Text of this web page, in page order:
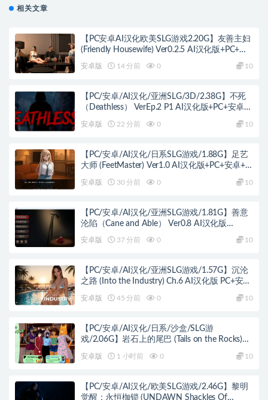
相关文章
【PC安卓AI汉化欧美SLG游戏2.20G】友善主妇
(Friendly Housewife) Ver0.2.5 AI汉化版+PC+安
安卓版 14 分前 0 10
【PC/安卓/AI汉化/亚洲SLG/3D/2.38G】不死
（Deathless） VerEp.2 P1 AI汉化版+PC+安卓
安卓版 22 分前 0 10
【PC/安卓/AI汉化/日系SLG游戏/1.88G】足艺
大师 (FeetMaster) Ver1.0 AI汉化版+PC+安卓+日
安卓版 30 分前 0 10
【PC/安卓/AI汉化/亚洲SLG游戏/1.81G】善意
沦陷（Cane and Able） Ver0.8 AI汉化版
安卓版 37 分前 0 10
【PC/安卓/AI汉化/亚洲SLG游戏/1.57G】沉沦
之路 (Into the Industry) Ch.6 AI汉化版 PC+安卓
安卓版 45 分前 0 10
【PC/安卓/AI汉化/日系/沙盒/SLG游
戏/2.06G】岩石上的尾巴 (Tails on the Rocks)
Ver1.2 AI汉化版 PC+安卓+日系沙盒SLG+2.06G
安卓版 1 小时前 0 10
【PC/安卓/AI汉化/欧美SLG游戏/2.46G】黎明
觉醒：永恒枷锁 (UNDAWN Shackles Of